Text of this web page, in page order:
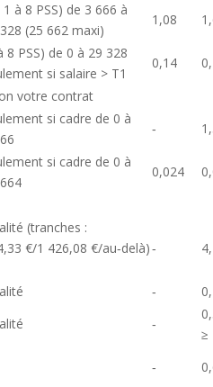
1 à 8 PSS) de 3 666 à
(25 662 maxi)
1,08
8 PSS) de 0 à 29 328
si salaire > T1
0,14
votre contrat
si cadre de 0 à
‑
si cadre de 0 à
0,024
(tranches :
€/1 426,08 €/au‑delà)‑
‑
‑
≥
‑